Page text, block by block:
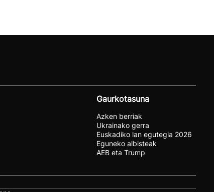
Gaurkotasuna
Azken berriak
Ukrainako gerra
Euskadiko lan egutegia 2026
Eguneko albisteak
AEB eta Trump